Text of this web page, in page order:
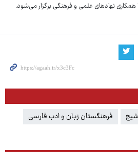
همکاری نهادهای علمی و فرهنگی برگزار می‌شود.
فرهنگستان زبان و ادب فارسی